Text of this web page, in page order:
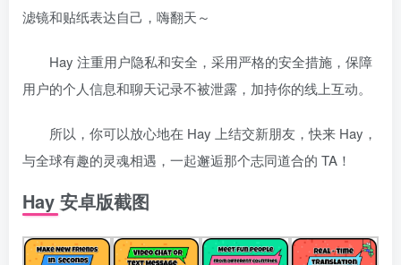
滤镜和贴纸表达自己，嗨翻天～
Hay 注重用户隐私和安全，采用严格的安全措施，保障
用户的个人信息和聊天记录不被泄露，加持你的线上互动。
所以，你可以放心地在 Hay 上结交新朋友，快来 Hay，
与全球有趣的灵魂相遇，一起邂逅那个志同道合的 TA！
Hay 安卓版截图